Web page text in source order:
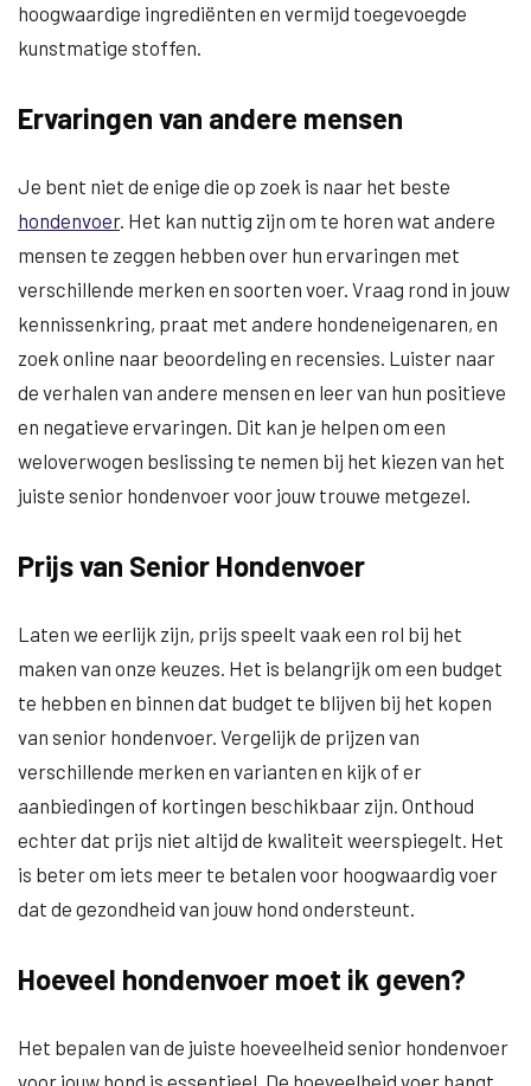
hoogwaardige ingrediënten en vermijd toegevoegde
kunstmatige stoffen.
Ervaringen van andere mensen
Je bent niet de enige die op zoek is naar het beste
hondenvoer. Het kan nuttig zijn om te horen wat andere
mensen te zeggen hebben over hun ervaringen met
verschillende merken en soorten voer. Vraag rond in jouw
kennissenkring, praat met andere hondeneigenaren, en
zoek online naar beoordeling en recensies. Luister naar
de verhalen van andere mensen en leer van hun positieve
en negatieve ervaringen. Dit kan je helpen om een
weloverwogen beslissing te nemen bij het kiezen van het
juiste senior hondenvoer voor jouw trouwe metgezel.
Prijs van Senior Hondenvoer
Laten we eerlijk zijn, prijs speelt vaak een rol bij het
maken van onze keuzes. Het is belangrijk om een budget
te hebben en binnen dat budget te blijven bij het kopen
van senior hondenvoer. Vergelijk de prijzen van
verschillende merken en varianten en kijk of er
aanbiedingen of kortingen beschikbaar zijn. Onthoud
echter dat prijs niet altijd de kwaliteit weerspiegelt. Het
is beter om iets meer te betalen voor hoogwaardig voer
dat de gezondheid van jouw hond ondersteunt.
Hoeveel hondenvoer moet ik geven?
Het bepalen van de juiste hoeveelheid senior hondenvoer
voor jouw hond is essentieel. De hoeveelheid voer hangt